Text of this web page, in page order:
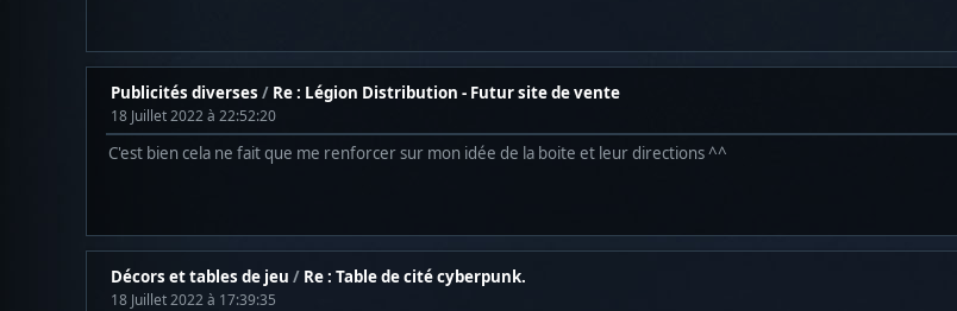
Publicités diverses / Re : Légion Distribution - Futur site de vente
18 Juillet 2022 à 22:52:20
C'est bien cela ne fait que me renforcer sur mon idée de la boite et leur directions ^^
Décors et tables de jeu / Re : Table de cité cyberpunk.
18 Juillet 2022 à 17:39:35